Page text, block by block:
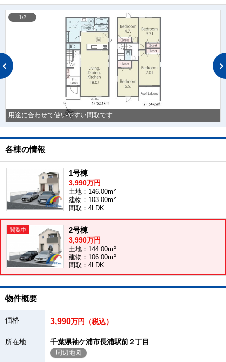
用途に合わせて使いやすい間取です
1/2
各棟の情報
1号棟
3,990万円
土地：146.00m²
建物：103.00m²
間取：4LDK
2号棟
3,990万円
土地：144.00m²
建物：106.00m²
間取：4LDK
物件概要
価格 3,990万円（税込）
所在地 千葉県袖ケ浦市長浦駅前２丁目
周辺地図